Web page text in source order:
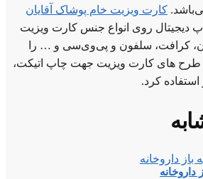
کارت ویزیت خام پوشاک آقایان
دیجیتال روی انواع جنس کارت ویزیت
کرافت، سلفون و پی‌وی‌سی و … را
طرح های کارت ویزیت جهت چاپ اتیکت،
کرد.
داروخانه